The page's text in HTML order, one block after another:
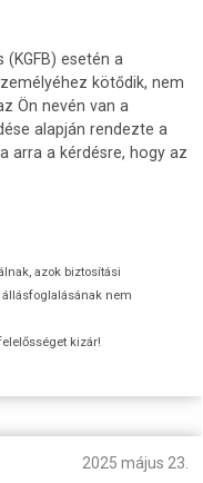
esetén a
kötődik, nem
Ön nevén van a
alapján rendezte a
arra a kérdésre, hogy az
azok biztosítási
nem
kizár!
2025 május 23.